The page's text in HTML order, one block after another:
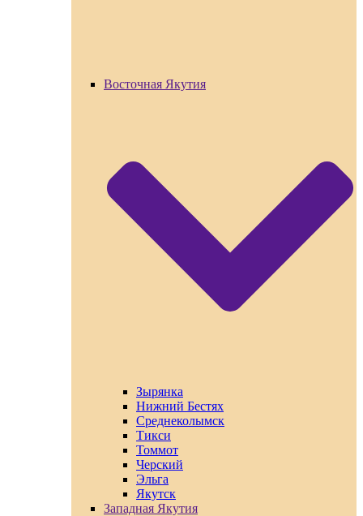
Восточная Якутия
Зырянка
Нижний Бестях
Среднеколымск
Тикси
Томмот
Черский
Эльга
Якутск
Западная Якутия